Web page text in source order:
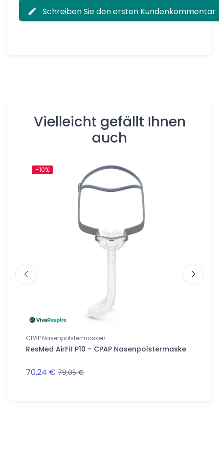
Schreiben Sie den ersten Kundenkommentar
Vielleicht gefällt Ihnen
auch
-10%
CPAP Nasenpolstermasken
ResMed AirFit P10 – CPAP Nasenpolstermaske
70,24 € 78,05 €